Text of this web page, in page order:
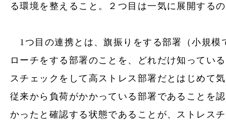
る環境を整えること。２つ目は一気に展開する
1つ目の連携とは、旗振りをする部署（小規模
ローチをする部署のことを、どれだけ知ってい
スチェック をして高ストレス部署だとはじめて
従来から負荷がかかっている部署であることを
かったと確認する状態であることが、
ストレス